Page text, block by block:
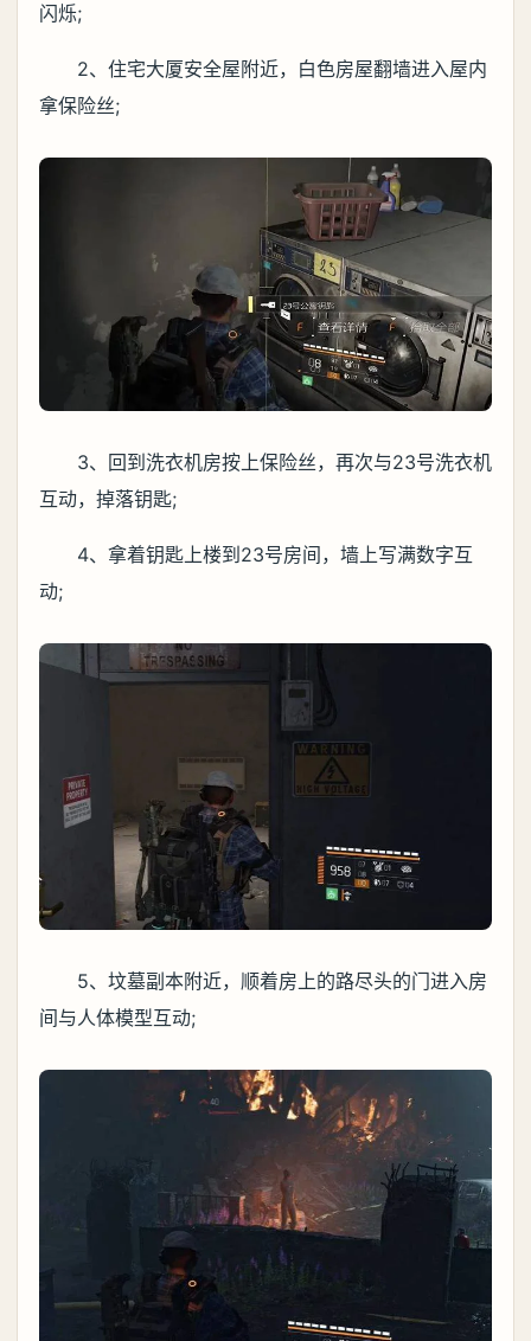
闪烁;
2、住宅大厦安全屋附近，白色房屋翻墙进入屋内
拿保险丝;
3、回到洗衣机房按上保险丝，再次与23号洗衣机
互动，掉落钥匙;
4、拿着钥匙上楼到23号房间，墙上写满数字互
动;
5、坟墓副本附近，顺着房上的路尽头的门进入房
间与人体模型互动;